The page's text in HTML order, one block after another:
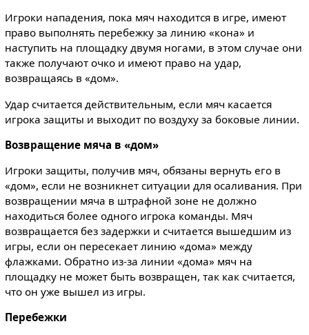
Игроки нападения, пока мяч находится в игре, имеют
право выполнять перебежку за линию «кона» и
наступить на площадку двумя ногами, в этом случае они
также получают очко и имеют право на удар,
возвращаясь в «дом».
Удар считается действительным, если мяч касается
игрока защиты и выходит по воздуху за боковые линии.
Возвращение мяча в «дом»
Игроки защиты, получив мяч, обязаны вернуть его в
«дом», если не возникнет ситуации для осаливания. При
возвращении мяча в штрафной зоне не должно
находиться более одного игрока команды. Мяч
возвращается без задержки и считается вышедшим из
игры, если он пересекает линию «дома» между
флажками. Обратно из-за линии «дома» мяч на
площадку не может быть возвращен, так как считается,
что он уже вышел из игры.
Перебежки